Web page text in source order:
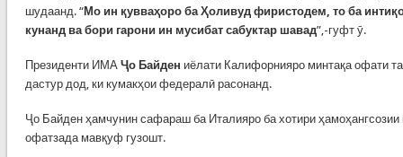
шудаанд. “Мо ин қувваҳоро ба Ҳоливуд фиристодем, то ба
кунанд ва бори гарони ин мусибат сабуктар шавад”,-гуфт ӯ.
Президенти ИМА Ҷо Байден иёлати Калифорнияро минтақа офати
дастур дод, ки кумакҳои федералӣ расонанд.
Ҷо Байден ҳамчунин сафараш ба Италияро ба хотири ҳамоҳангсозии
офатзада мавқуф гузошт.